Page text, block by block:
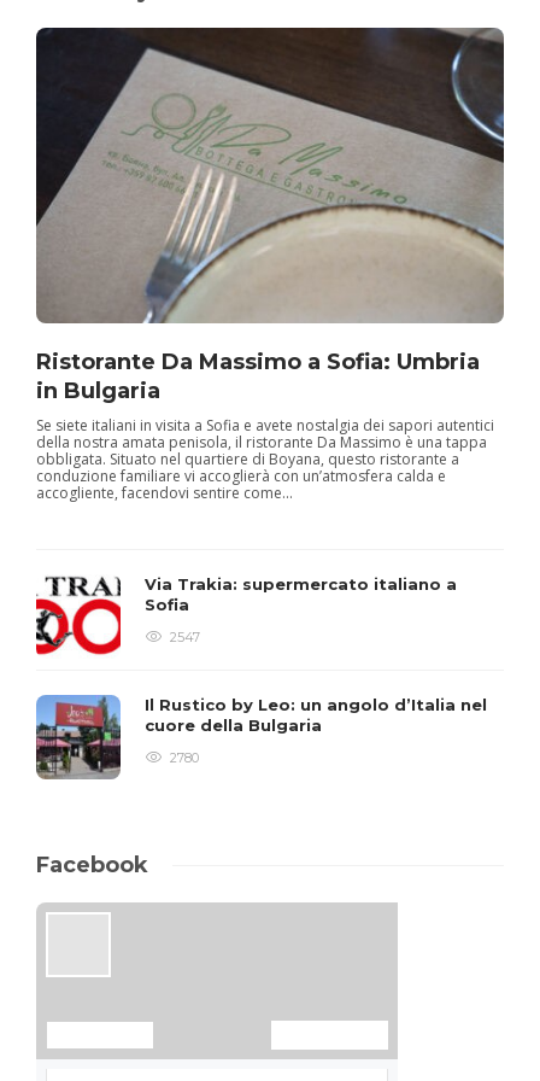
Ristorante Da Massimo a Sofia: Umbria
in Bulgaria
Se siete italiani in visita a Sofia e avete nostalgia dei sapori autentici
della nostra amata penisola, il ristorante Da Massimo è una tappa
obbligata. Situato nel quartiere di Boyana, questo ristorante a
conduzione familiare vi accoglierà con un’atmosfera calda e
accogliente, facendovi sentire come...
Via Trakia: supermercato italiano a
Sofia
2547
Il Rustico by Leo: un angolo d’Italia nel
cuore della Bulgaria
2780
Facebook